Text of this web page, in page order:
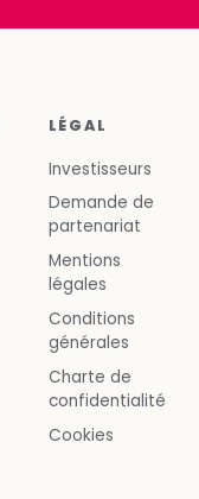
LÉGAL
Investisseurs
Demande de
partenariat
Mentions
légales
Conditions
générales
Charte de
confidentialité
Cookies